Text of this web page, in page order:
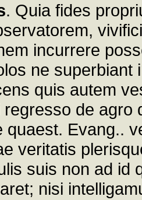
. Quia fides
incurrere
ne
quis autem
de agro
quaest. Evang..
veritatis
suis non ad id
nisi